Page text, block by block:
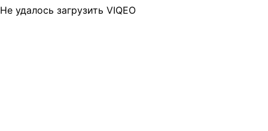
Не удалось загрузить VIQEO